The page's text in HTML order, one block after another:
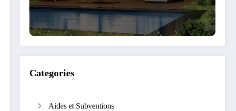
Categories
Aides et Subventions